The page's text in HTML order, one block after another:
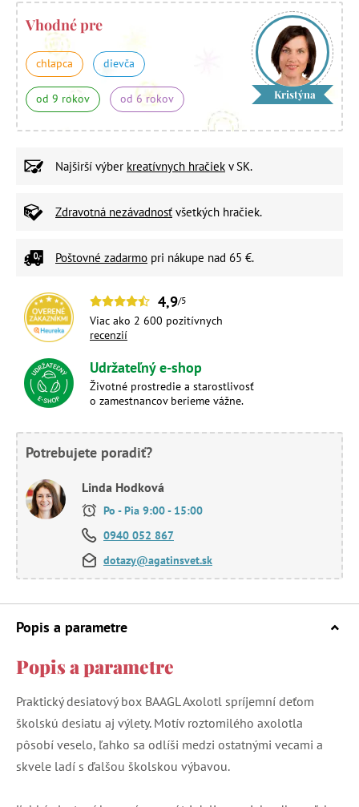
Vhodné pre
chlapca dievča
od 9 rokov od 6 rokov Kristýna
Najširší výber kreatívnych hračiek v SK.
Zdravotná nezávadnosť všetkých hračiek.
Poštovné zadarmo pri nákupe nad 65 €.
4,9/5
Viac ako 2 600 pozitívnych
recenzií
Udržateľný e-shop
Životné prostredie a starostlivosť
o zamestnancov berieme vážne.
Potrebujete poradiť?
Linda Hodková
Po - Pia 9:00 - 15:00
0940 052 867
dotazy@agatinsvet.sk
Popis a parametre
Popis a parametre
Praktický desiatový box BAAGL Axolotl spríjemní deťom
školskú desiatu aj výlety. Motív roztomilého axolotla
pôsobí veselo, ľahko sa odlíši medzi ostatnými vecami a
skvele ladí s ďalšou školskou výbavou.